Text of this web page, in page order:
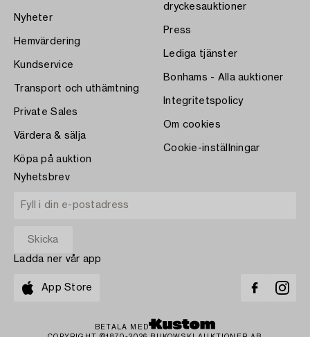
Nyheter
Hemvärdering
Kundservice
Transport och uthämtning
Private Sales
Värdera & sälja
Köpa på auktion
dryckesauktioner
Press
Lediga tjänster
Bonhams - Alla auktioner
Integritetspolicy
Om cookies
Cookie-inställningar
Nyhetsbrev
Ladda ner vår app
App Store
BETALA MED